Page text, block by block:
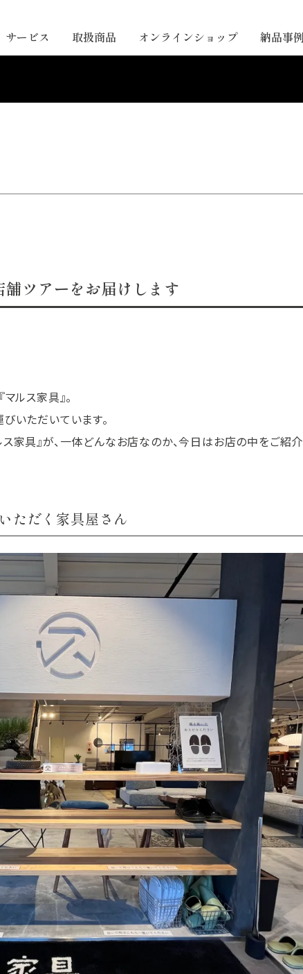
サービス 取扱商品 オンラインショップ 納品事
舗ツアーをお届けします
ルス家具』。
いただいています。
家具』が、一体どんなお店なのか、今日はお店の中をご紹介
ただく家具屋さん